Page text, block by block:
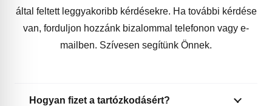
által feltett leggyakoribb kérdésekre. Ha további kérdése
van, forduljon hozzánk bizalommal telefonon vagy e-
mailben. Szívesen segítünk Önnek.
Hogyan fizet a tartózkodásért?